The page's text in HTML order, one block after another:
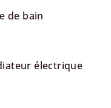
de bain
électrique